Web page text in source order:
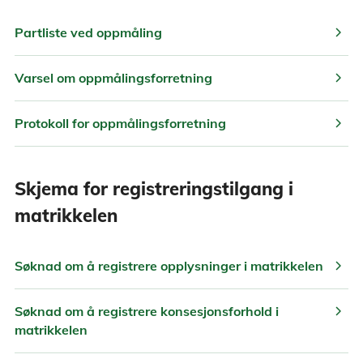
Partliste ved oppmåling chevron_right
Varsel om oppmålingsforretning chevron_right
Protokoll for oppmålingsforretning chevron_right
Skjema for registreringstilgang i
matrikkelen
Søknad om å registrere opplysninger i matrikkelen chevron_right
Søknad om å registrere konsesjonsforhold i
matrikkelen
chevron_right